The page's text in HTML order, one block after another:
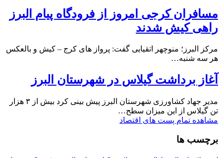
مسافران کرجی امروز از فرودگاه پیام البرز
راهی کیش شدند
مرکز البرز؛ منوچهر اتقیایی گفت: پرواز های کرج – کیش و بالعکس
هر سه شنبه…
آغاز برداشت گیلاس در شهرستان البرز
مدیر جهاد کشاورزی شهرستان البرز پیش بینی کرد بیش از ۳ هزار
تن گیلاس از این میزان سطح…
مشاهده تمام پست های اقتصاد
برچسب ها